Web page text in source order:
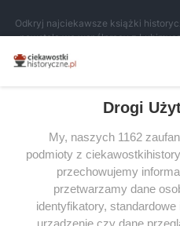
Odkryj najciekawsze książki
powstała we współpracy z
miłośników literatury w Polsce –
tytułów najwyżej
SERWIS
SPOŁECZNOŚĆ
Drogi
My, naszych 1162
podmioty z
przechowujemy
przetwarzamy dane
identyfikatory,
urządzenie czy dane